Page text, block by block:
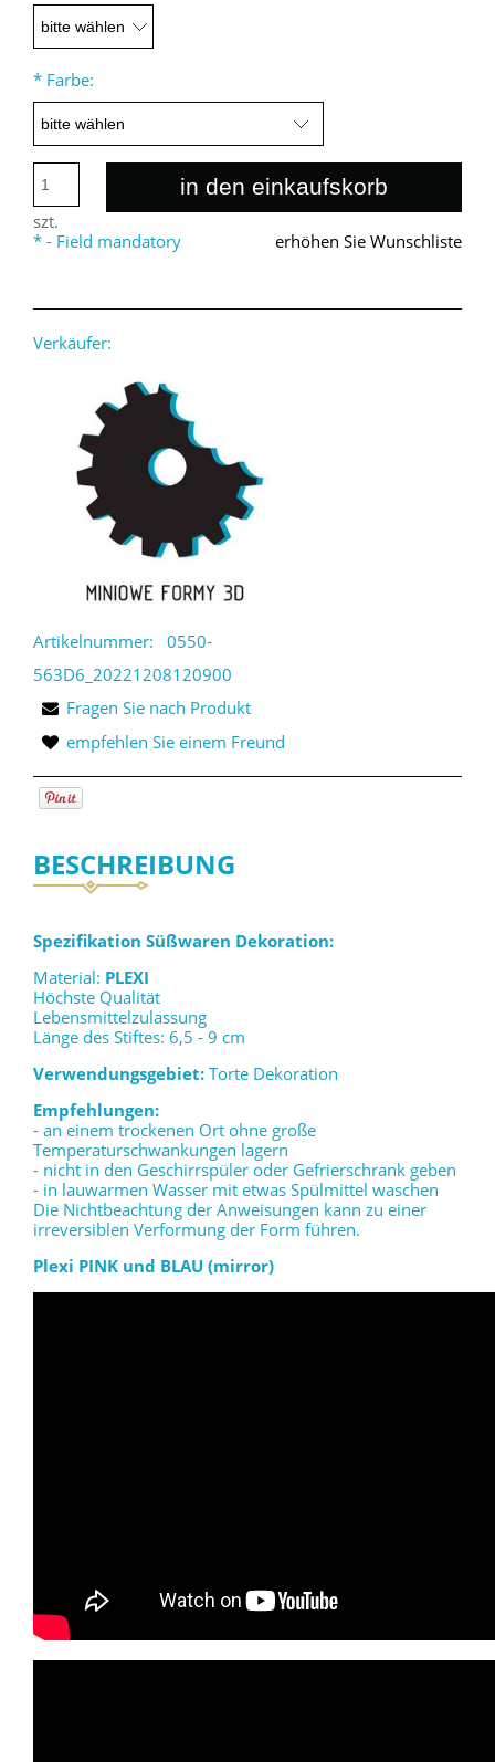
* Farbe:
szt.
in den einkaufskorb
erhöhen Sie Wunschliste
* - Field mandatory
Verkäufer:
Artikelnummer:
0550-
563D6_20221208120900
Fragen Sie nach Produkt
empfehlen Sie einem Freund
BESCHREIBUNG
Spezifikation Süßwaren Dekoration:
Material: PLEXI
Höchste Qualität
Lebensmittelzulassung
Länge des Stiftes: 6,5 - 9 cm
Verwendungsgebiet: Torte Dekoration
Empfehlungen:
- an einem trockenen Ort ohne große
Temperaturschwankungen lagern
- nicht in den Geschirrspüler oder Gefrierschrank geben
- in lauwarmen Wasser mit etwas Spülmittel waschen
Die Nichtbeachtung der Anweisungen kann zu einer
irreversiblen Verformung der Form führen.
Plexi PINK und BLAU (mirror)